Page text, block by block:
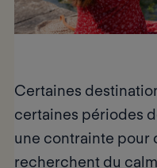
Certaines
certaines périodes
une contrainte pour
recherchent du